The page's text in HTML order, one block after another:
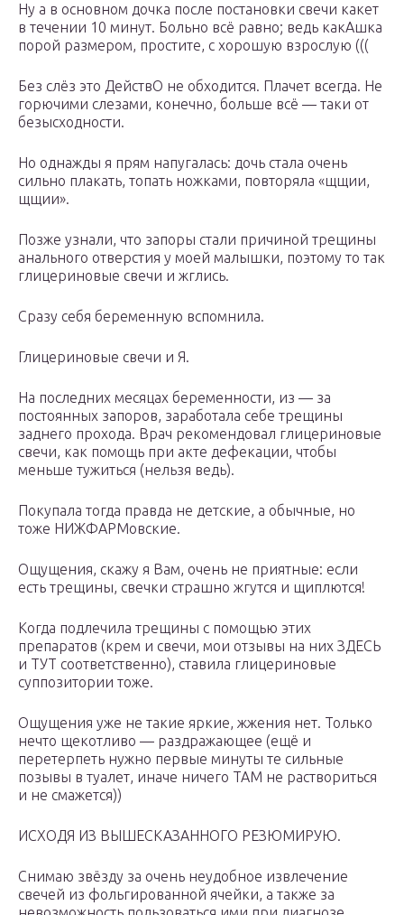
Ну а в основном дочка после постановки свечи какет
в течении 10 минут. Больно всё равно; ведь какАшка
порой размером, простите, с хорошую взрослую (((
Без слёз это ДействО не обходится. Плачет всегда. Не
горючими слезами, конечно, больше всё — таки от
безысходности.
Но однажды я прям напугалась: дочь стала очень
сильно плакать, топать ножками, повторяла «щщии,
щщии».
Позже узнали, что запоры стали причиной трещины
анального отверстия у моей малышки, поэтому то так
глицериновые свечи и жглись.
Сразу себя беременную вспомнила.
Глицериновые свечи и Я.
На последних месяцах беременности, из — за
постоянных запоров, заработала себе трещины
заднего прохода. Врач рекомендовал глицериновые
свечи, как помощь при акте дефекации, чтобы
меньше тужиться (нельзя ведь).
Покупала тогда правда не детские, а обычные, но
тоже НИЖФАРМовские.
Ощущения, скажу я Вам, очень не приятные: если
есть трещины, свечки страшно жгутся и щиплются!
Когда подлечила трещины с помощью этих
препаратов (крем и свечи, мои отзывы на них ЗДЕСЬ
и ТУТ соответственно), ставила глицериновые
суппозитории тоже.
Ощущения уже не такие яркие, жжения нет. Только
нечто щекотливо — раздражающее (ещё и
перетерпеть нужно первые минуты те сильные
позывы в туалет, иначе ничего ТАМ не раствориться
и не смажется))
ИСХОДЯ ИЗ ВЫШЕСКАЗАННОГО РЕЗЮМИРУЮ.
Снимаю звёзду за очень неудобное извлечение
свечей из фольгированной ячейки, а также за